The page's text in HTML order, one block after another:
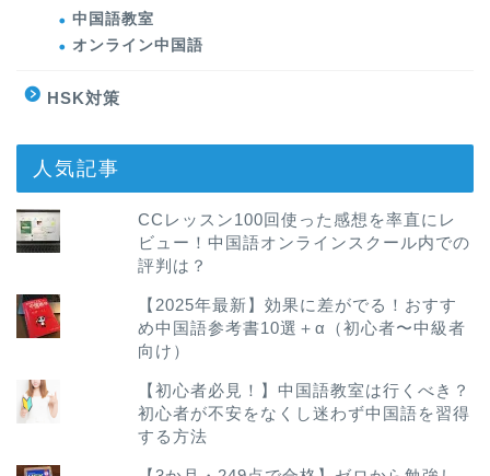
中国語教室
オンライン中国語
HSK対策
人気記事
CCレッスン100回使った感想を率直にレ
ビュー！中国語オンラインスクール内での
評判は？
【2025年最新】効果に差がでる！おすす
め中国語参考書10選＋α（初心者〜中級者
向け）
【初心者必見！】中国語教室は行くべき？
初心者が不安をなくし迷わず中国語を習得
する方法